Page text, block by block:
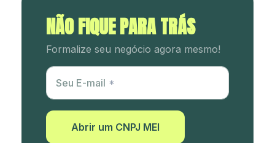
NÃO FIQUE PARA TRÁS
Formalize seu negócio agora mesmo!
Utm Content
Seu E-mail
Abrir um CNPJ MEI